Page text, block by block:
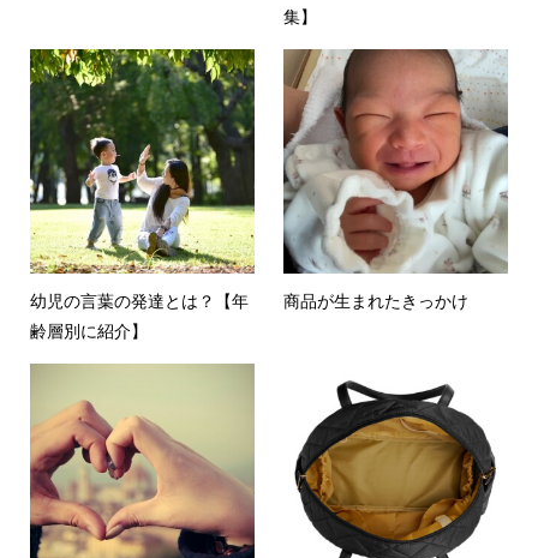
集】
幼児の言葉の発達とは？【年
齢層別に紹介】
商品が生まれたきっかけ